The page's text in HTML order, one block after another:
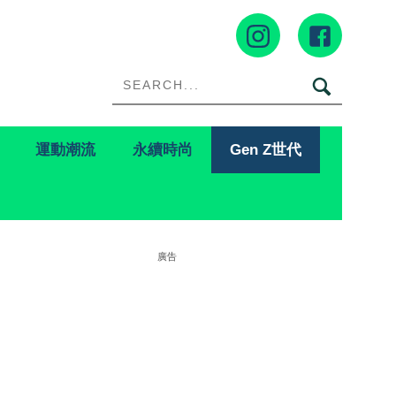
運動潮流 永續時尚 Gen Z世代
廣告